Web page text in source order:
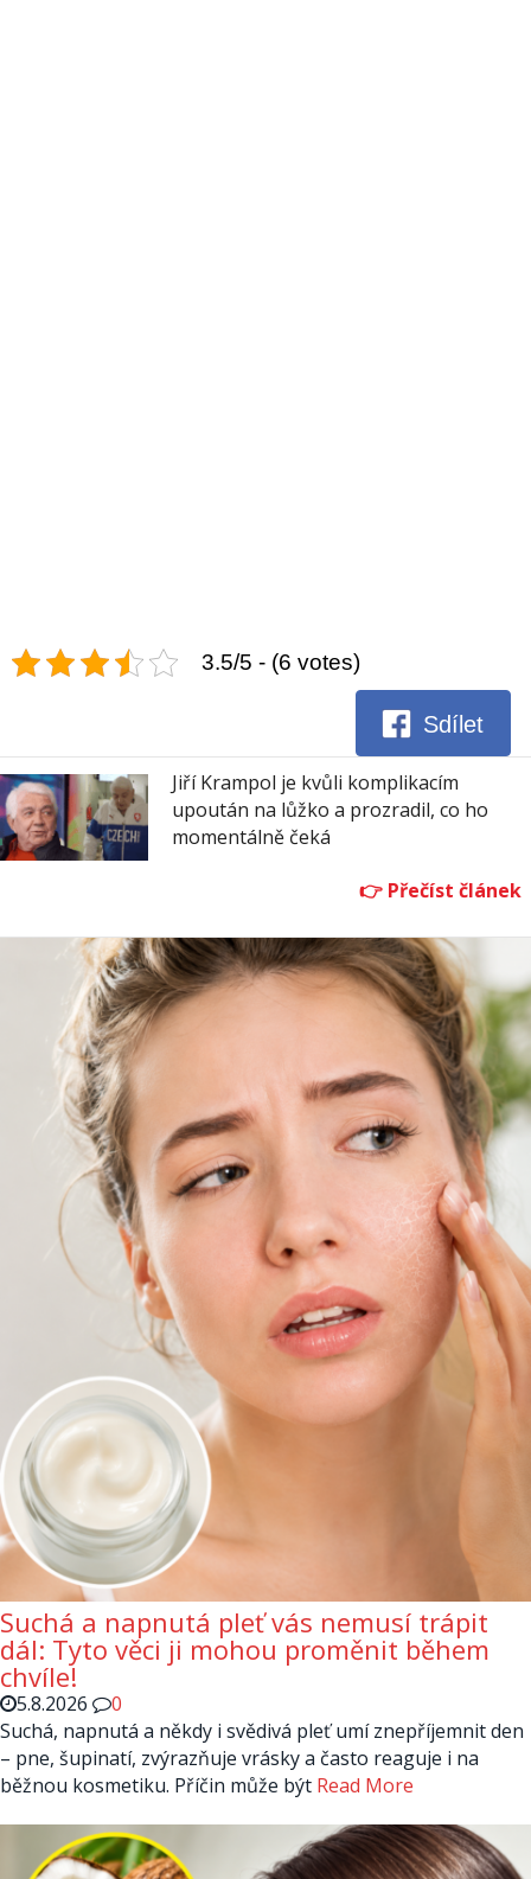
3.5/5 - (6 votes)
Sdílet
Jiří Krampol je kvůli komplikacím
upoután na lůžko a prozradil, co ho
momentálně čeká
Suchá a napnutá pleť vás nemusí trápit
dál: Tyto věci ji mohou proměnit během
chvíle!
5.8.2026
0
Suchá, napnutá a někdy i svědivá pleť umí znepříjemnit den
– pne, šupinatí, zvýrazňuje vrásky a často reaguje i na
běžnou kosmetiku. Příčin může být Read More